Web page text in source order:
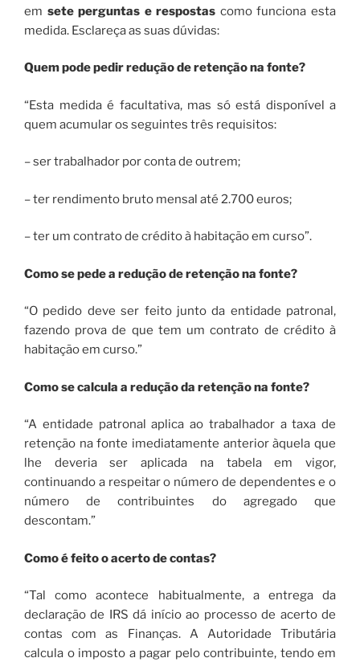
em sete perguntas e respostas como funciona esta
medida. Esclareça as suas dúvidas:
Quem pode pedir redução de retenção na fonte?
“Esta medida é facultativa, mas só está disponível a
quem acumular os seguintes três requisitos:
– ser trabalhador por conta de outrem;
– ter rendimento bruto mensal até 2.700 euros;
– ter um contrato de crédito à habitação em curso”.
Como se pede a redução de retenção na fonte?
“O pedido deve ser feito junto da entidade patronal,
fazendo prova de que tem um contrato de crédito à
habitação em curso.”
Como se calcula a redução da retenção na fonte?
“A entidade patronal aplica ao trabalhador a taxa de
retenção na fonte imediatamente anterior àquela que
lhe deveria ser aplicada na tabela em vigor,
continuando a respeitar o número de dependentes e o
número de contribuintes do agregado que
descontam.”
Como é feito o acerto de contas?
“Tal como acontece habitualmente, a entrega da
declaração de IRS dá início ao processo de acerto de
contas com as Finanças. A Autoridade Tributária
calcula o imposto a pagar pelo contribuinte, tendo em